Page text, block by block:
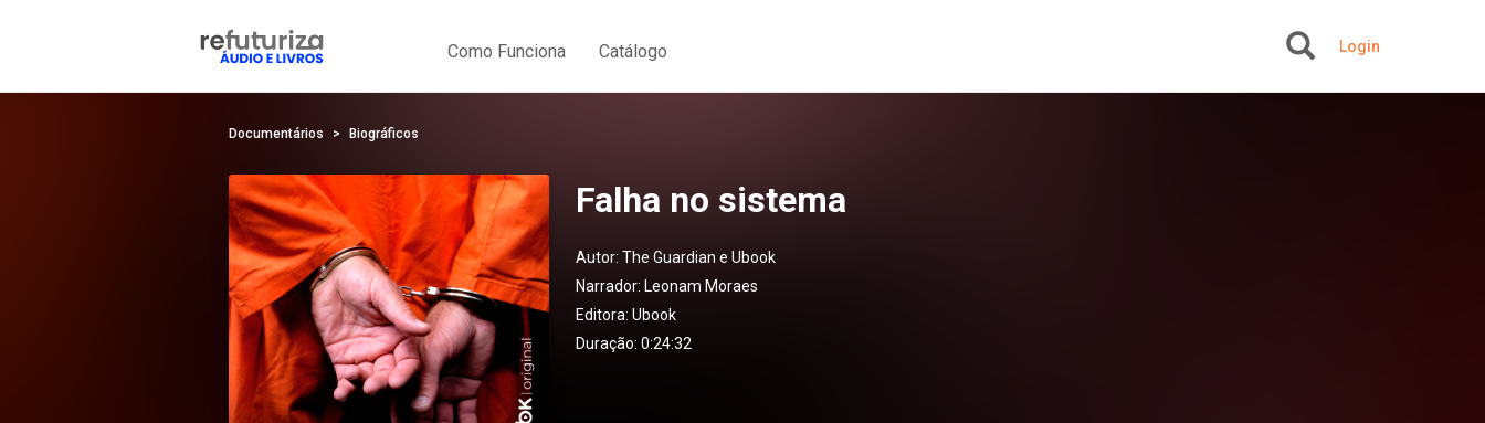
Como Funciona Catálogo Login
Documentários Biográficos
Falha no sistema
Autor: The Guardian e Ubook
Narrador: Leonam Moraes
Editora: Ubook
Duração: 0:24:32